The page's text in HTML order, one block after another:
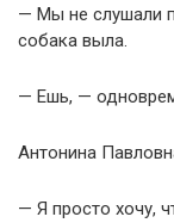
— Мы не слушали
собака выла.
— Ешь, —
Антонина
— Я просто хочу,